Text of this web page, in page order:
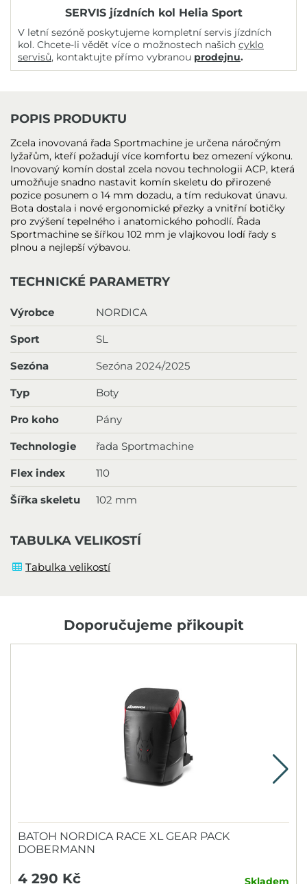
SERVIS jízdních kol Helia Sport
V letní sezóně poskytujeme kompletní servis jízdních
kol. Chcete-li vědět více o možnostech našich cyklo
servisů, kontaktujte přímo vybranou prodejnu.
POPIS PRODUKTU
Zcela inovovaná řada Sportmachine je určena náročným
lyžařům, kteří požadují více komfortu bez omezení výkonu.
Inovovaný komín dostal zcela novou technologii ACP, která
umožňuje snadno nastavit komín skeletu do přirozené
pozice posunem o 14 mm dozadu, a tím redukovat únavu.
Bota dostala i nové ergonomické přezky a vnitřní botičky
pro zvýšení tepelného i anatomického pohodlí. Řada
Sportmachine se šířkou 102 mm je vlajkovou lodí řady s
plnou a nejlepší výbavou.
TECHNICKÉ PARAMETRY
Výrobce NORDICA
Sport SL
Sezóna Sezóna 2024/2025
Typ Boty
Pro koho Pány
Technologie řada Sportmachine
Flex index 110
Šířka skeletu 102 mm
TABULKA VELIKOSTÍ
Tabulka velikostí
Doporučujeme přikoupit
BATOH NORDICA RACE XL GEAR PACK
DOBERMANN
4 290 Kč Skladem